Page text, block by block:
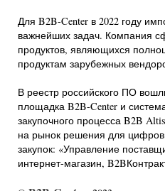
Для B2B-Center в 2022 году
важнейших задач. Компания
продуктов, являющихся
продуктам зарубежных
В реестр российского ПО
площадка B2B-Center и
закупочного процесса B2B
на рынок решения для
закупок: «Управление
интернет-магазин,